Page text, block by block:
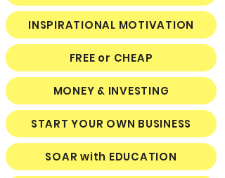
INSPIRATIONAL MOTIVATION
FREE or CHEAP
MONEY & INVESTING
START YOUR OWN BUSINESS
SOAR with EDUCATION